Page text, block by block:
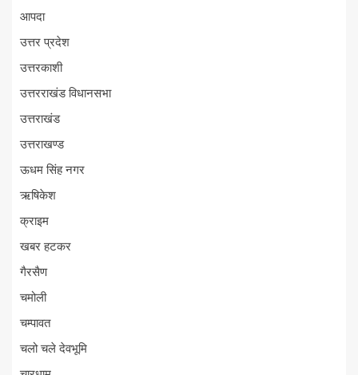
आपदा
उत्तर प्रदेश
उत्तरकाशी
उत्तरराखंड विधानसभा
उत्तराखंड
उत्तराखण्ड
ऊधम सिंह नगर
ऋषिकेश
क्राइम
खबर हटकर
गैरसैण
चमोली
चम्पावत
चलो चले देवभूमि